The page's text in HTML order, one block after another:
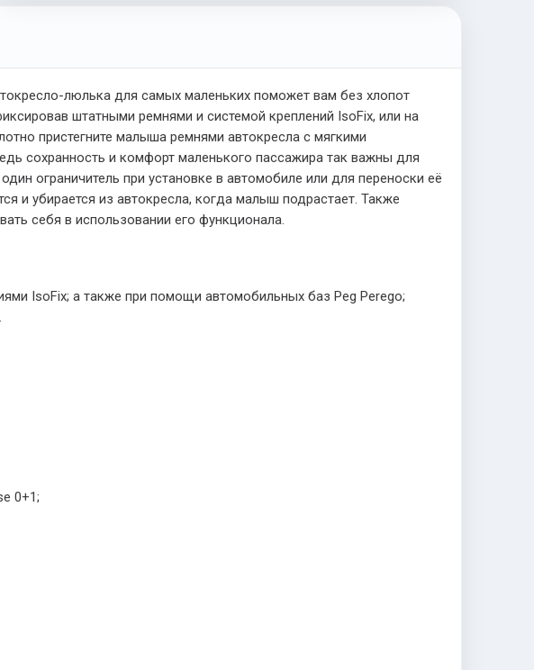
люлька для самых маленьких поможет вам без хлопот
штатными ремнями и системой креплений IsoFix, или на
пристегните малыша ремнями автокресла с мягкими
сохранность и комфорт маленького пассажира так важны для
ограничитель при установке в автомобиле или для переноски её
и убирается из автокресла, когда малыш подрастает. Также
себя в использовании его функционала.
IsoFix; а также при помощи автомобильных баз Peg Perego;
0+1;